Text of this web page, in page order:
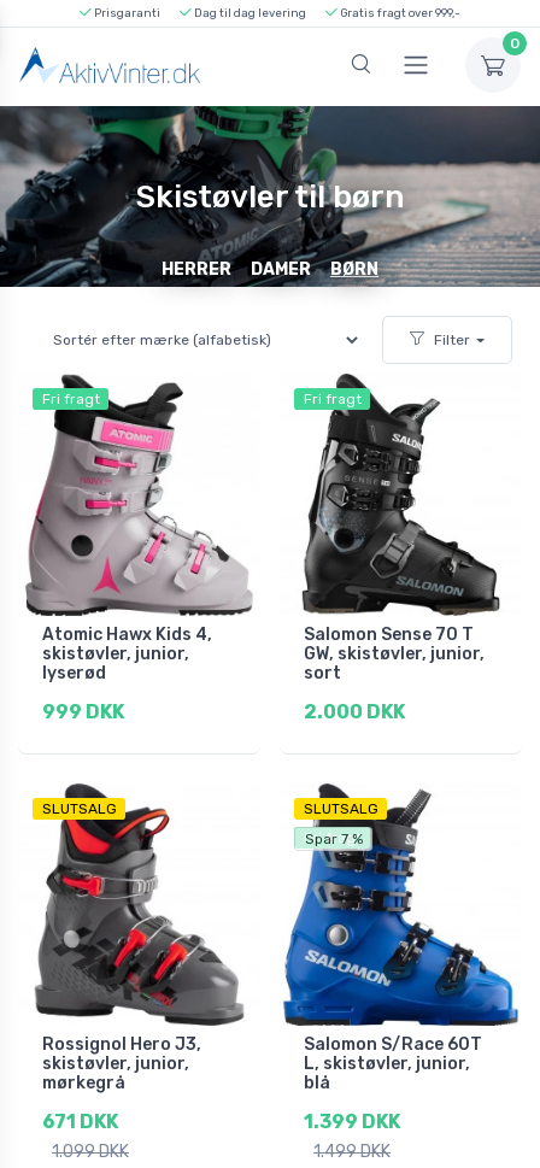
Prisgaranti Dag til dag levering Gratis fragt over 999,-
0
Skistøvler til børn
HERRER DAMER BØRN
Filter
Fri fragt
Atomic Hawx Kids 4,
skistøvler, junior,
lyserød
999 DKK
Fri fragt
Salomon Sense 70 T
GW, skistøvler, junior,
sort
2.000 DKK
SLUTSALG
Rossignol Hero J3,
skistøvler, junior,
mørkegrå
671 DKK
1.099 DKK
SLUTSALG
Fri fragt
Spar 7 %
Salomon S/Race 60T
L, skistøvler, junior,
blå
1.399 DKK
1.499 DKK